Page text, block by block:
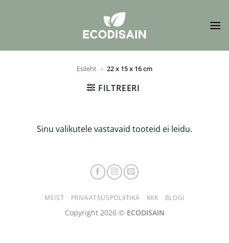
Esileht » 22 x 15 x 16 cm
FILTREERI
Sinu valikutele vastavaid tooteid ei leidu.
MEIST PRIVAATSUSPOLIITIKA KKK BLOGI
Copyright 2026 © ECODISAIN